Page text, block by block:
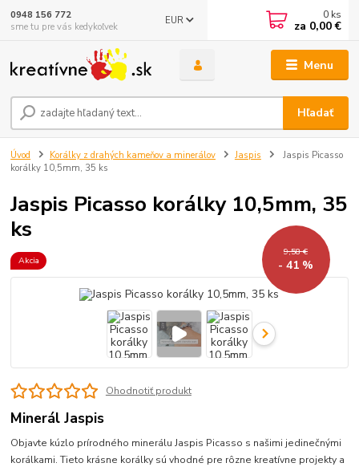
Menu
EUR
Hľadať
0948 156 772
sme tu pre vás kedykoľvek
0 ks
za 0,00 €
Úvod Korálky z drahých kameňov a minerálov Jaspis
Jaspis Picasso
korálky 10,5mm, 35 ks
Jaspis Picasso korálky 10,5mm, 35
ks
Akcia
9,58 €
- 41 %
Ohodnotiť produkt
Minerál Jaspis
Objavte kúzlo prírodného minerálu Jaspis Picasso s našimi jedinečnými
korálkami. Tieto krásne korálky sú vhodné pre rôzne kreatívne projekty a